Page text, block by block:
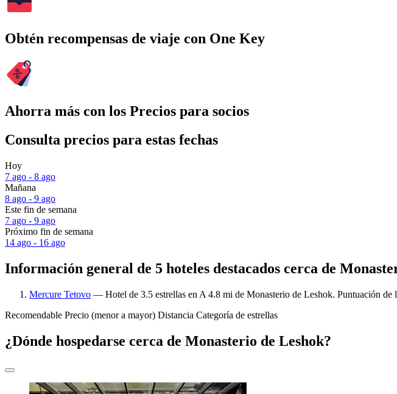
Obtén recompensas de viaje con One Key
Ahorra más con los Precios para socios
Consulta precios para estas fechas
Hoy
7 ago - 8 ago
Mañana
8 ago - 9 ago
Este fin de semana
7 ago - 9 ago
Próximo fin de semana
14 ago - 16 ago
Información general de 5 hoteles destacados cerca de
Mercure Tetovo — Hotel de 3.5 estrellas en A 4.8 mi de Monasterio de Leshok. Puntuación de
Recomendable Precio (menor a mayor) Distancia Categoría de estrellas
¿Dónde hospedarse cerca de Monasterio de Leshok?